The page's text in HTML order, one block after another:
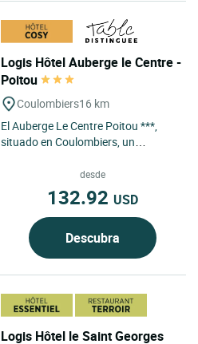
Logis Hôtel Auberge le Centre -
Poitou
Coulombiers16 km
El Auberge Le Centre Poitou ***,
situado en Coulombiers, un
hora de La Rochelle, a 45...
desde
132.92 USD
Descubra
Logis Hôtel le Saint Georges